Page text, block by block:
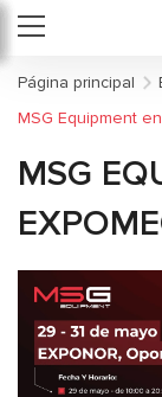
Página principal
MSG Equipment
MSG